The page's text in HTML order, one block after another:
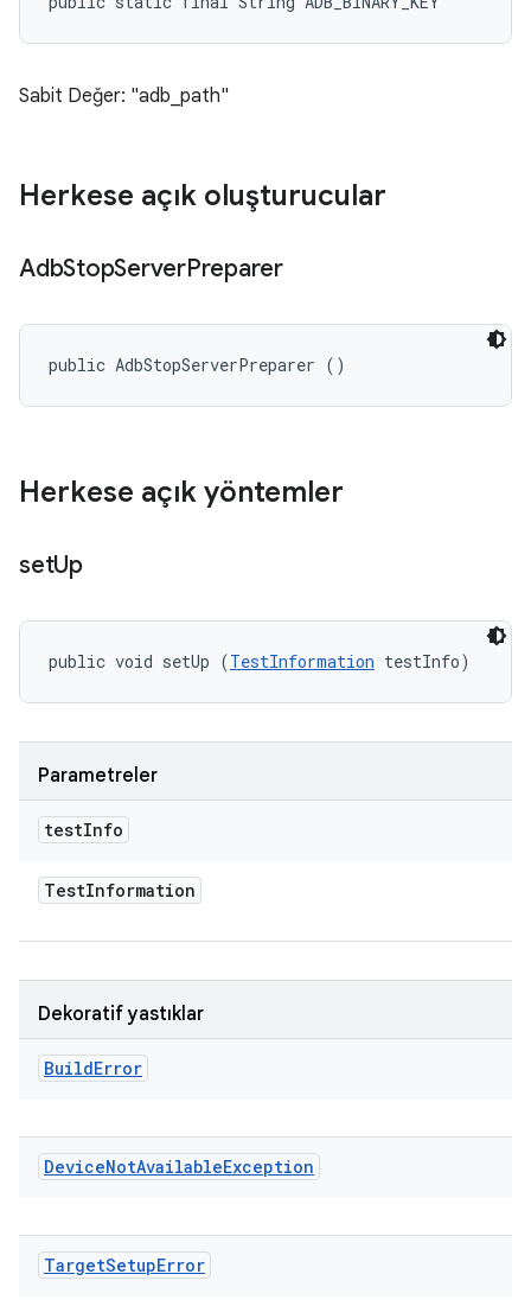
Sabit Değer: "adb_path"
Herkese açık oluşturucular
AdbStopServerPreparer
public AdbStopServerPreparer ()
Herkese açık yöntemler
setUp
public void setUp (TestInformation testInfo)
Parametreler
testInfo
TestInformation
Dekoratif yastıklar
BuildError
DeviceNotAvailableException
TargetSetupError